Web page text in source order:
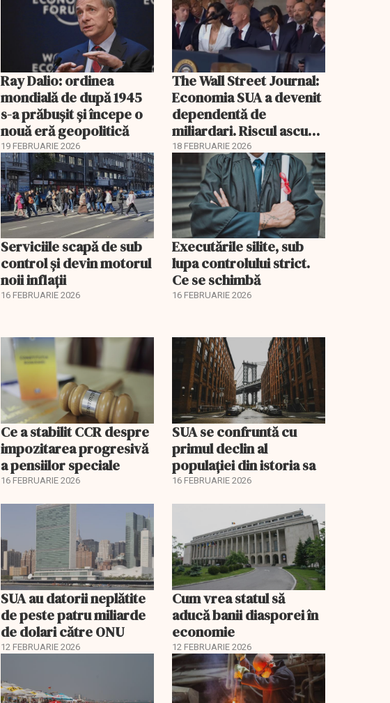
Ray Dalio: ordinea
mondială de după 1945
s-a prăbușit și începe o
nouă eră geopolitică
19 FEBRUARIE 2026
The Wall Street Journal:
Economia SUA a devenit
dependentă de
miliardari. Riscul ascuns
pentru burse și consum
18 FEBRUARIE 2026
Serviciile scapă de sub
control și devin motorul
noii inflații
16 FEBRUARIE 2026
Executările silite, sub
lupa controlului strict.
Ce se schimbă
16 FEBRUARIE 2026
Ce a stabilit CCR despre
impozitarea progresivă
a pensiilor speciale
16 FEBRUARIE 2026
SUA se confruntă cu
primul declin al
populației din istoria sa
16 FEBRUARIE 2026
SUA au datorii neplătite
de peste patru miliarde
de dolari către ONU
12 FEBRUARIE 2026
Cum vrea statul să
aducă banii diasporei în
economie
12 FEBRUARIE 2026